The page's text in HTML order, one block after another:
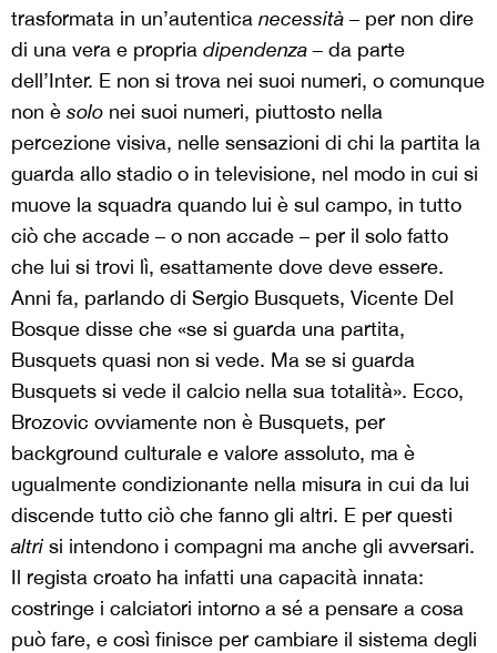
trasformata in un’autentica necessità – per non dire
di una vera e propria dipendenza – da parte
dell’Inter. E non si trova nei suoi numeri, o comunque
non è solo nei suoi numeri, piuttosto nella
percezione visiva, nelle sensazioni di chi la partita la
guarda allo stadio o in televisione, nel modo in cui si
muove la squadra quando lui è sul campo, in tutto
ciò che accade – o non accade – per il solo fatto
che lui si trovi lì, esattamente dove deve essere.
Anni fa, parlando di Sergio Busquets, Vicente Del
Bosque disse che «se si guarda una partita,
Busquets quasi non si vede. Ma se si guarda
Busquets si vede il calcio nella sua totalità». Ecco,
Brozovic ovviamente non è Busquets, per
background culturale e valore assoluto, ma è
ugualmente condizionante nella misura in cui da lui
discende tutto ciò che fanno gli altri. E per questi
altri si intendono i compagni ma anche gli avversari.
Il regista croato ha infatti una capacità innata:
costringe i calciatori intorno a sé a pensare a cosa
può fare, e così finisce per cambiare il sistema degli